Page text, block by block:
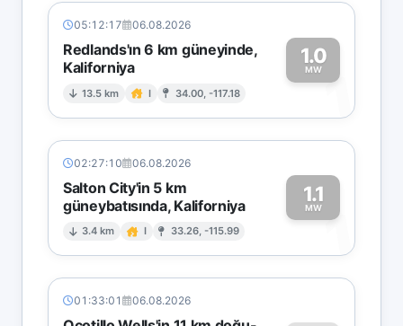
05:12:17 06.08.2026
Redlands'ın 6 km güneyinde,
Kaliforniya
13.5 km I 34.00, -117.18
1.0
MW1
02:27:10 06.08.2026
Salton City'in 5 km
güneybatısında, Kaliforniya
3.4 km I 33.26, -115.99
1.1
MW1
01:33:01 06.08.2026